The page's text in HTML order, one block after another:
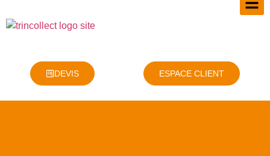
DEVIS ESPACE CLIENT